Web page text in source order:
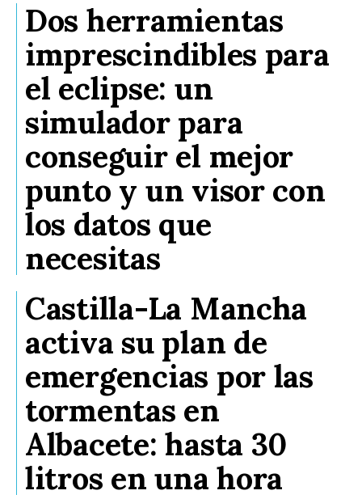
Dos herramientas
imprescindibles para
el eclipse: un
simulador para
conseguir el mejor
punto y un visor con
los datos que
necesitas
Castilla-La Mancha
activa su plan de
emergencias por las
tormentas en
Albacete: hasta 30
litros en una hora